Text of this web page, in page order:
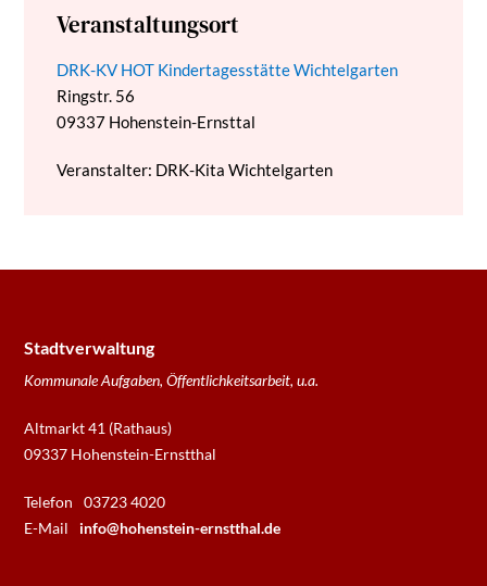
Veranstaltungsort
DRK-KV HOT Kindertagesstätte Wichtelgarten
Ringstr. 56
09337 Hohenstein-Ernsttal
Veranstalter: DRK-Kita Wichtelgarten
Stadtverwaltung
Kommunale Aufgaben, Öffentlichkeitsarbeit, u.a.
Altmarkt 41 (Rathaus)
09337 Hohenstein-Ernstthal
Telefon
03723 4020
E-Mail
info@hohenstein-ernstthal.de